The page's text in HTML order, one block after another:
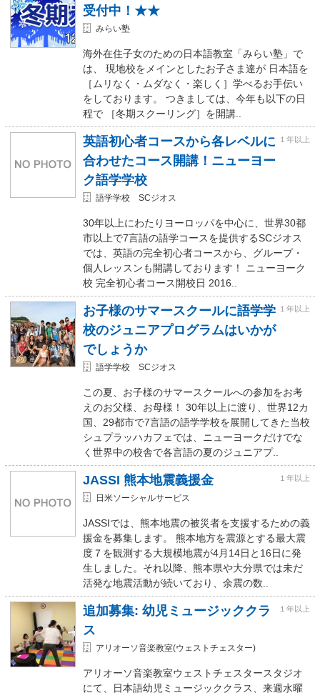
受付中！★★
みらい塾
海外在住子女のための日本語教室「みらい塾」で
は、 現地校をメインとしたお子さま達が 日本語を
［ムリなく・ムダなく・楽しく］学べるお手伝い
をしております。 つきましては、今年も以下の日
程で ［冬期スクーリング］を開講..
英語初心者コースから各レベルに
合わせたコース開講！ニューヨー
ク語学学校
１年以上
語学学校 SCジオス
30年以上にわたりヨーロッパを中心に、世界30都
市以上で7言語の語学コースを提供するSCジオス
では、英語の完全初心者コースから、グループ・
個人レッスンも開講しております！ ニューヨーク
校 完全初心者コース開校日 2016..
お子様のサマースクールに語学学
校のジュニアプログラムはいかが
でしょうか
１年以上
語学学校 SCジオス
この夏、お子様のサマースクールへの参加をお考
えのお父様、お母様！ 30年以上に渡り、世界12カ
国、29都市で7言語の語学学校を展開してきた当校
シュプラッハカフェでは、ニューヨークだけでな
く世界中の校舎で各言語の夏のジュニアプ..
JASSI 熊本地震義援金 １年以上
日米ソーシャルサービス
JASSIでは、熊本地震の被災者を支援するための義
援金を募集します。 熊本地方を震源とする最大震
度７を観測する大規模地震が4月14日と16日に発
生しました。それ以降、熊本県や大分県では未だ
活発な地震活動が続いており、余震の数..
追加募集: 幼児ミュージッククラ
ス
１年以上
アリオーソ音楽教室(ウェストチェスター)
アリオーソ音楽教室ウェストチェスタースタジオ
にて、日本語幼児ミュージッククラス、来週水曜